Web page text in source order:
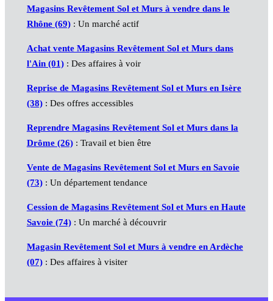
Magasins Revêtement Sol et Murs à vendre dans le
Rhône (69): Un marché actif
Achat vente Magasins Revêtement Sol et Murs dans
l'Ain (01): Des affaires à voir
Reprise de Magasins Revêtement Sol et Murs en Isère
(38): Des offres accessibles
Reprendre Magasins Revêtement Sol et Murs dans la
Drôme (26): Travail et bien être
Vente de Magasins Revêtement Sol et Murs en Savoie
(73): Un département tendance
Cession de Magasins Revêtement Sol et Murs en Haute
Savoie (74): Un marché à découvrir
Magasin Revêtement Sol et Murs à vendre en Ardèche
(07): Des affaires à visiter